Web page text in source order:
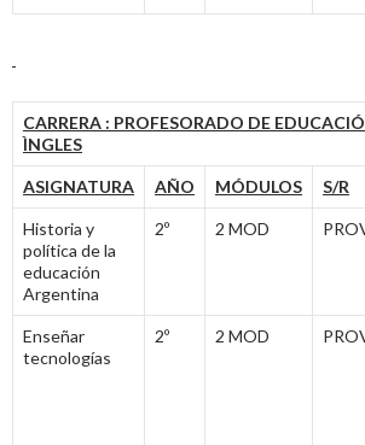
CARRERA : PROFESORADO DE
ÌNGLES
ASIGNATURA AÑO MÓDULOS S/R
Historia y
política de la
educación
Argentina
2º 2 MOD
Enseñar
tecnologías
2º 2 MOD